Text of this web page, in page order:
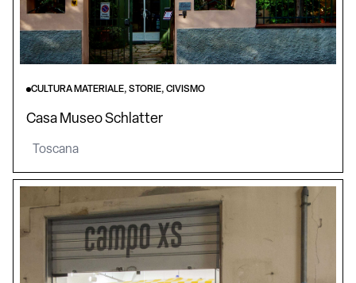
CULTURA MATERIALE, STORIE, CIVISMO
Casa Museo Schlatter
Toscana